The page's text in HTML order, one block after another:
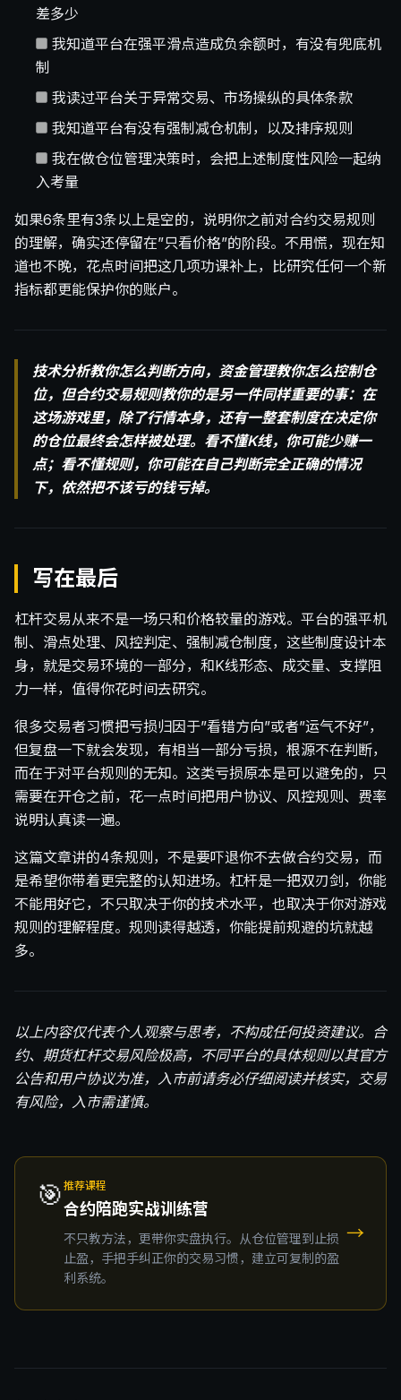
差多少
我知道平台在强平滑点造成负余额时，有没有兜底机
制
我读过平台关于异常交易、市场操纵的具体条款
我知道平台有没有强制减仓机制，以及排序规则
我在做仓位管理决策时，会把上述制度性风险一起纳
入考量
如果6条里有3条以上是空的，说明你之前对合约交易规则
的理解，确实还停留在”只看价格”的阶段。不用慌，现在知
道也不晚，花点时间把这几项功课补上，比研究任何一个新
指标都更能保护你的账户。
技术分析教你怎么判断方向，资金管理教你怎么控制仓
位，但合约交易规则教你的是另一件同样重要的事：在
这场游戏里，除了行情本身，还有一整套制度在决定你
的仓位最终会怎样被处理。看不懂K线，你可能少赚一
点；看不懂规则，你可能在自己判断完全正确的情况
下，依然把不该亏的钱亏掉。
写在最后
杠杆交易从来不是一场只和价格较量的游戏。平台的强平机
制、滑点处理、风控判定、强制减仓制度，这些制度设计本
身，就是交易环境的一部分，和K线形态、成交量、支撑阻
力一样，值得你花时间去研究。
很多交易者习惯把亏损归因于”看错方向”或者”运气不好”，
但复盘一下就会发现，有相当一部分亏损，根源不在判断，
而在于对平台规则的无知。这类亏损原本是可以避免的，只
需要在开仓之前，花一点时间把用户协议、风控规则、费率
说明认真读一遍。
这篇文章讲的4条规则，不是要吓退你不去做合约交易，而
是希望你带着更完整的认知进场。杠杆是一把双刃剑，你能
不能用好它，不只取决于你的技术水平，也取决于你对游戏
规则的理解程度。规则读得越透，你能提前规避的坑就越
多。
以上内容仅代表个人观察与思考，不构成任何投资建议。合
约、期货杠杆交易风险极高，不同平台的具体规则以其官方
公告和用户协议为准，入市前请务必仔细阅读并核实，交易
有风险，入市需谨慎。
🎯 推荐课程
合约陪跑实战训练营
不只教方法，更带你实盘执行。从仓位管理到止损
止盈，手把手纠正你的交易习惯，建立可复制的盈
利系统。
→